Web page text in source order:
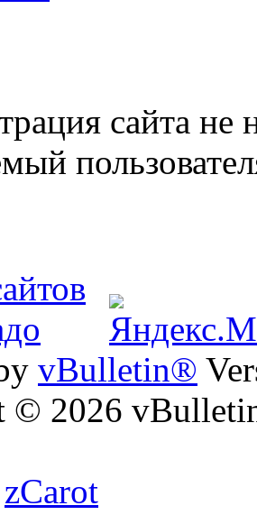
сайта не
vBulletin®
© 2026
zCarot